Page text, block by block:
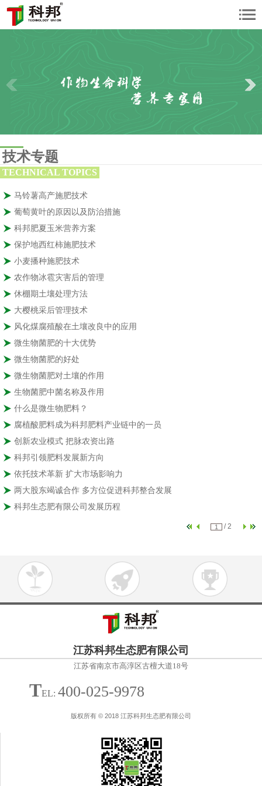
技术专题
TECHNICAL TOPICS
马铃薯高产施肥技术
葡萄黄叶的原因以及防治措施
科邦肥夏玉米营养方案
保护地西红柿施肥技术
小麦播种施肥技术
农作物冰雹灾害后的管理
休棚期土壤处理方法
大樱桃采后管理技术
风化煤腐殖酸在土壤改良中的应用
微生物菌肥的十大优势
微生物菌肥的好处
微生物菌肥对土壤的作用
生物菌肥中菌名称及作用
什么是微生物肥料？
腐植酸肥料成为科邦肥料产业链中的一员
创新农业模式 把脉农资出路
科邦引领肥料发展新方向
依托技术革新 扩大市场影响力
两大股东竭诚合作 多方位促进科邦整合发展
科邦生态肥有限公司发展历程
/ 2
江苏科邦生态肥有限公司
江苏省南京市高淳区古檀大道18号
TEL: 400-025-9978
版权所有 © 2018 江苏科邦生态肥有限公司